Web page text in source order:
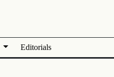
Editorials